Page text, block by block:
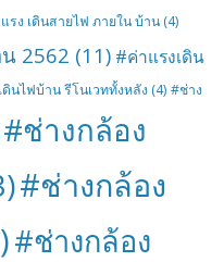
รง เดินสายไฟ ภายใน บ้าน (4)
2562 (11) #ค่าแรงเดิน
ดินไฟบ้าน รีโนเวททั้งหลัง (4) #ช่าง
#ช่างกล้อง
#ช่างกล้อง
#ช่างกล้อง